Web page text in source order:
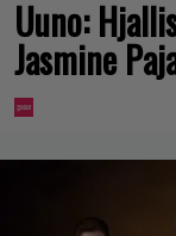
Uuno:
Jasmine